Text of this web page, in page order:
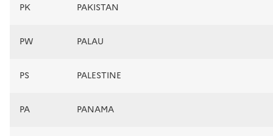
PK PAKISTAN
PW PALAU
PS PALESTINE
PA PANAMA